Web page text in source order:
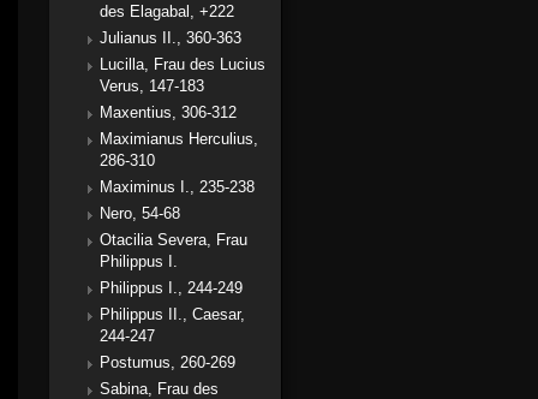
des Elagabal, +222
Julianus II., 360-363
Lucilla, Frau des Lucius
Verus, 147-183
Maxentius, 306-312
Maximianus Herculius,
286-310
Maximinus I., 235-238
Nero, 54-68
Otacilia Severa, Frau
Philippus I.
Philippus I., 244-249
Philippus II., Caesar,
244-247
Postumus, 260-269
Sabina, Frau des